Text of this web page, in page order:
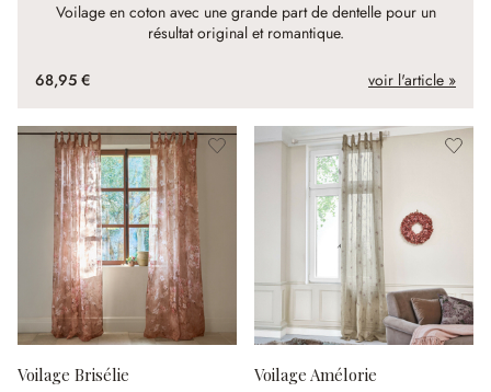
Voilage en coton avec une grande part de dentelle pour un
résultat original et romantique.
68,95 € voir l'article »
Voilage Brisélie Voilage Amélorie